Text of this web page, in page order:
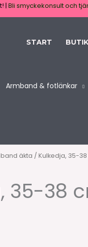
| Bli smyckekonsult och
START BUTIK
Armband & fotlänkar
äkta / Kulkedja, 35-
35-38